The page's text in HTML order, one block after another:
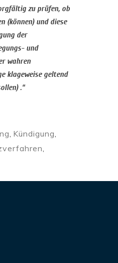
zu prüfen, ob
(können) und diese
der
und
wahren
klageweise geltend
.“
, Kündigung,
,